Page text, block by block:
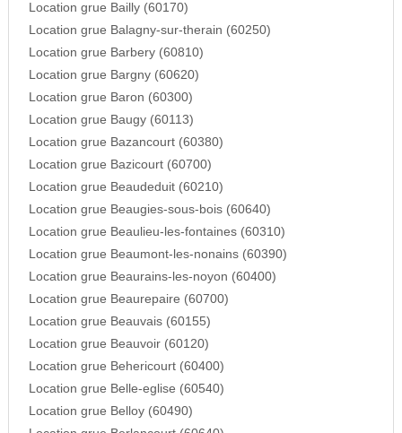
Location grue Bailly (60170)
Location grue Balagny-sur-therain (60250)
Location grue Barbery (60810)
Location grue Bargny (60620)
Location grue Baron (60300)
Location grue Baugy (60113)
Location grue Bazancourt (60380)
Location grue Bazicourt (60700)
Location grue Beaudeduit (60210)
Location grue Beaugies-sous-bois (60640)
Location grue Beaulieu-les-fontaines (60310)
Location grue Beaumont-les-nonains (60390)
Location grue Beaurains-les-noyon (60400)
Location grue Beaurepaire (60700)
Location grue Beauvais (60155)
Location grue Beauvoir (60120)
Location grue Behericourt (60400)
Location grue Belle-eglise (60540)
Location grue Belloy (60490)